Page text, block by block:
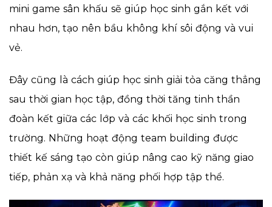
mini game sân khấu sẽ giúp học sinh gắn kết với
nhau hơn, tạo nên bầu không khí sôi động và vui
vẻ.
Đây cũng là cách giúp học sinh giải tỏa căng thẳng
sau thời gian học tập, đồng thời tăng tinh thần
đoàn kết giữa các lớp và các khối học sinh trong
trường. Những hoạt động team building được
thiết kế sáng tạo còn giúp nâng cao kỹ năng giao
tiếp, phản xạ và khả năng phối hợp tập thể.